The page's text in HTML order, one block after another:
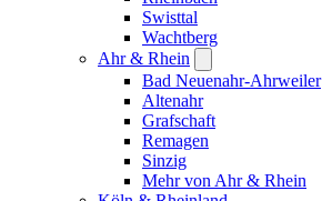
Swisttal
Wachtberg
Ahr & Rhein
Bad Neuenahr-Ahrweiler
Altenahr
Grafschaft
Remagen
Sinzig
Mehr von Ahr & Rhein